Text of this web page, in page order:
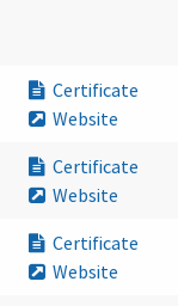
Certificate
Website
Certificate
Website
Certificate
Website